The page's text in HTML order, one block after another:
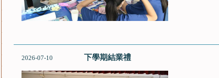
2026-07-10 下學期結業禮